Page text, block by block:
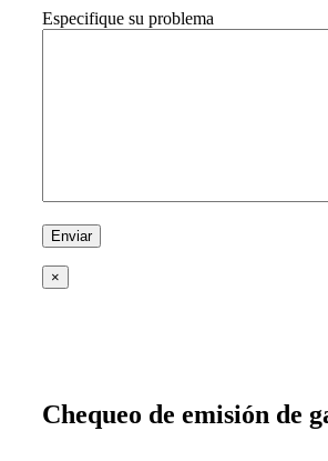
Especifique su problema
×
Chequeo de emisión de